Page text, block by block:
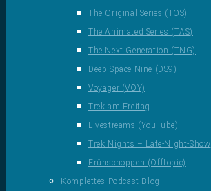
The Original Series (TOS)
The Animated Series (TAS)
The Next Generation (TNG)
Deep Space Nine (DS9)
Voyager (VOY)
Trek am Freitag
Livestreams (YouTube)
Trek Nights – Late-Night-Show
Frühschoppen (Offtopic)
Komplettes Podcast-Blog